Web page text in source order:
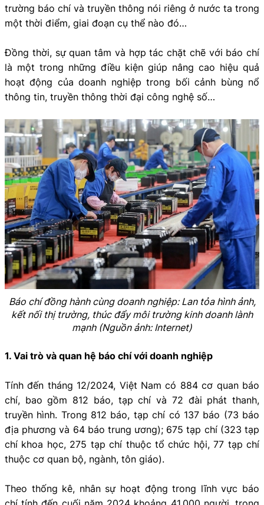
trường báo chí và truyền thông nói riêng ở nước ta trong
một thời điểm, giai đoạn cụ thể nào đó…
Đồng thời, sự quan tâm và hợp tác chặt chẽ với báo chí
là một trong những điều kiện giúp nâng cao hiệu quả
hoạt động của doanh nghiệp trong bối cảnh bùng nổ
thông tin, truyền thông thời đại công nghệ số…
Báo chí đồng hành cùng doanh nghiệp: Lan tỏa hình ảnh,
kết nối thị trường, thúc đẩy môi trường kinh doanh lành
mạnh (Nguồn ảnh: Internet)
1. Vai trò và quan hệ báo chí với doanh nghiệp
Tính đến tháng 12/2024, Việt Nam có 884 cơ quan báo
chí, bao gồm 812 báo, tạp chí và 72 đài phát thanh,
truyền hình. Trong 812 báo, tạp chí có 137 báo (73 báo
địa phương và 64 báo trung ương); 675 tạp chí (323 tạp
chí khoa học, 275 tạp chí thuộc tổ chức hội, 77 tạp chí
thuộc cơ quan bộ, ngành, tôn giáo).
Theo thống kê, nhân sự hoạt động trong lĩnh vực báo